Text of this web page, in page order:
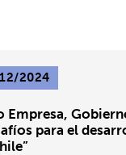
2024
Empresa,
para el